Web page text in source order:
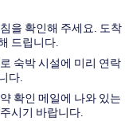
을 확인해 주세요. 도착
드립니다.
숙박 시설에 미리 연락
다.
확인 메일에 나와 있는
시기 바랍니다.